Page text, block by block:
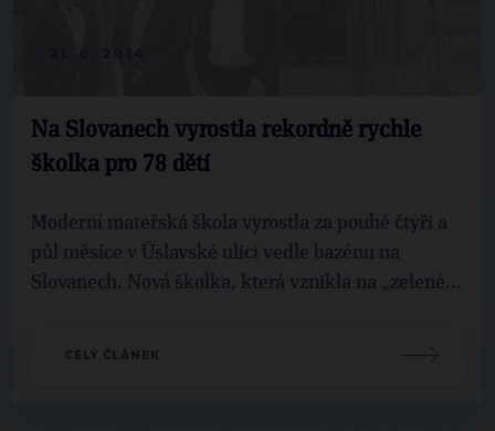
Na Slovanech vyrostla rekordně rychle
školka pro 78 dětí
Moderní mateřská škola vyrostla za pouhé čtyři a
půl měsíce v Úslavské ulici vedle bazénu na
Slovanech. Nová školka, která vznikla na „zelené...
CELÝ ČLÁNEK